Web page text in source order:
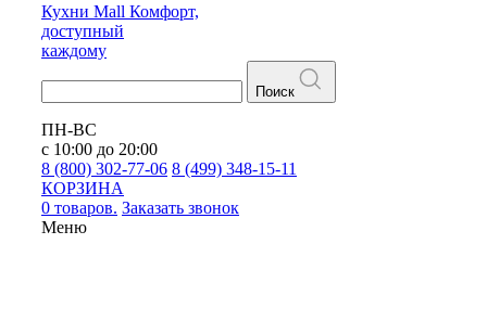
Кухни Mall Комфорт,
доступный
каждому
Поиск
ПН-ВС
с 10:00 до 20:00
8 (800) 302-77-06 8 (499) 348-15-11
КОРЗИНА
0 товаров. Заказать звонок
Меню